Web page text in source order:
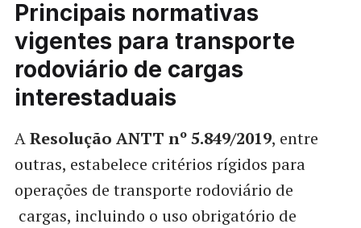
Principais normativas
vigentes para transporte
rodoviário de cargas
interestaduais
AResolução ANTT nº 5.849/2019, entre
outras, estabelece critérios rígidos para
operações de transporte rodoviário de
cargas, incluindo o uso obrigatório de